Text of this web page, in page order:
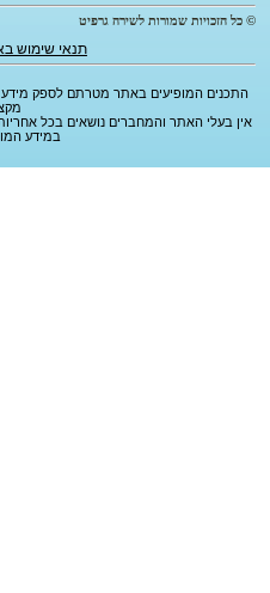
© כל הזכויות שמורות לשירה גרפיט
תנאי שימוש
התכנים המופיעים באתר מטרתם לספק מידע
אין בעלי האתר והמחברים נושאים בכל
במידע